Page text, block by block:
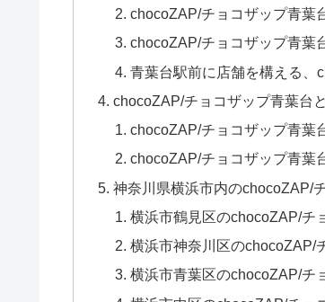
chocoZAP/チョコザップ青葉
chocoZAP/チョコザップ青葉
青葉台駅前に店舗を構える、
chocoZAP/チョコザップ青葉台
chocoZAP/チョコザップ青葉
chocoZAP/チョコザップ青葉
神奈川県横浜市内のchocoZAP/
横浜市鶴見区のchocoZAP/チ
横浜市神奈川区のchocoZAP/
横浜市青葉区のchocoZAP/チ